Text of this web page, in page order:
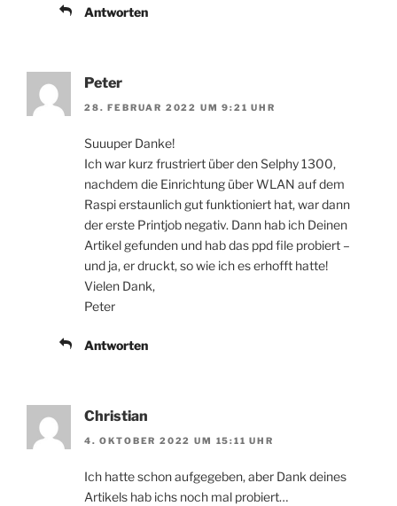
Antworten
Peter
28. FEBRUAR 2022 UM 9:21 UHR
Suuuper Danke!
Ich war kurz frustriert über den Selphy 1300,
nachdem die Einrichtung über WLAN auf dem
Raspi erstaunlich gut funktioniert hat, war dann
der erste Printjob negativ. Dann hab ich Deinen
Artikel gefunden und hab das ppd file probiert –
und ja, er druckt, so wie ich es erhofft hatte!
Vielen Dank,
Peter
Antworten
Christian
4. OKTOBER 2022 UM 15:11 UHR
Ich hatte schon aufgegeben, aber Dank deines
Artikels hab ichs noch mal probiert…